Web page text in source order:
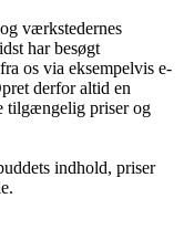
værkstedernes
har besøgt
os via eksempelvis e-
derfor altid en
tilgængelig priser og
indhold, priser